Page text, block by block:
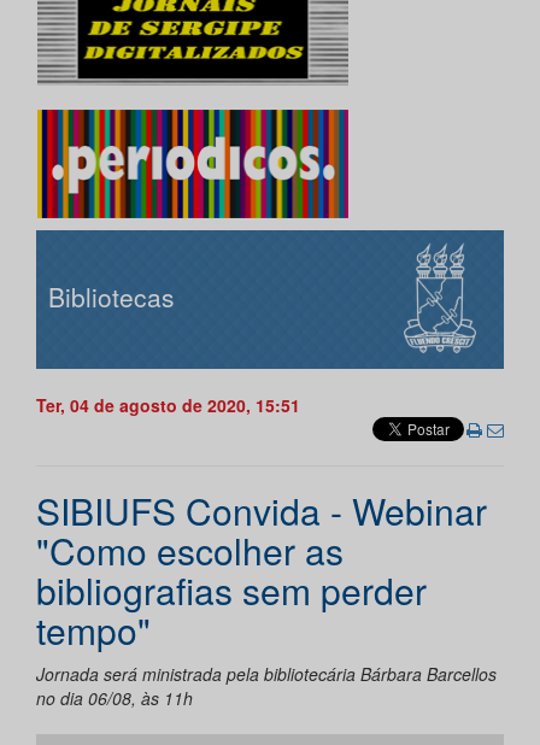
Bibliotecas
Ter, 04 de agosto de 2020, 15:51
SIBIUFS Convida - Webinar
"Como escolher as
bibliografias sem perder
tempo"
Jornada será ministrada pela bibliotecária Bárbara Barcellos
no dia 06/08, às 11h